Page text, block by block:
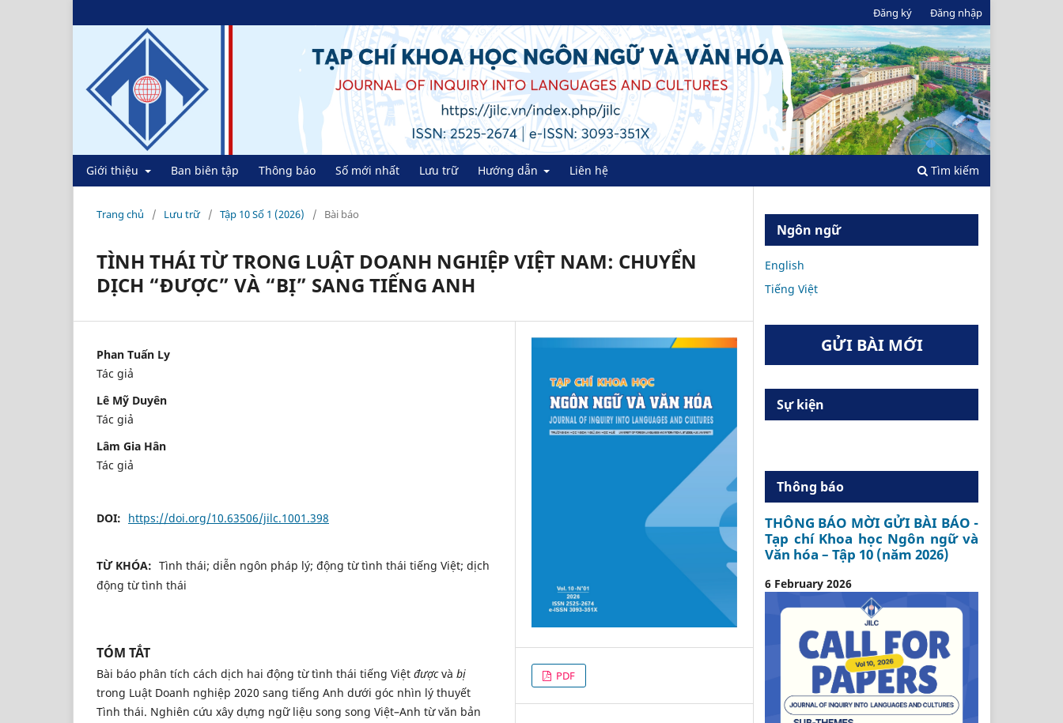
Giới thiệu Ban biên tập Thông báo Số mới nhất Lưu trữ Hướng dẫn Liên hệ Tìm kiếm
Đăng ký Đăng nhập
Trang chủ / Lưu trữ / Tập 10 Số 1 (2026) / Bài báo
TÌNH THÁI TỪ TRONG LUẬT DOANH NGHIỆP VIỆT NAM: CHUYỂN
DỊCH “ĐƯỢC” VÀ “BỊ” SANG TIẾNG ANH
Phan Tuấn Ly
Tác giả
Lê Mỹ Duyên
Tác giả
Lâm Gia Hân
Tác giả
DOI: https://doi.org/10.63506/jilc.1001.398
TỪ KHÓA: Tình thái; diễn ngôn pháp lý; động từ tình thái tiếng Việt; dịch
động từ tình thái
TÓM TẮT
Bài báo phân tích cách dịch hai động từ tình thái tiếng Việt đượcvà bị
trong Luật Doanh nghiệp 2020 sang tiếng Anh dưới góc nhìn lý thuyết
Tình thái. Nghiên cứu xây dựng ngữ liệu song song Việt–Anh từ văn bản
PDF
Ngôn ngữ
English
Tiếng Việt
GỬI BÀI MỚI
Sự kiện
Thông báo
THÔNG BÁO MỜI GỬI BÀI BÁO -
Tạp chí Khoa học Ngôn ngữ và
Văn hóa – Tập 10 (năm 2026)
6 February 2026